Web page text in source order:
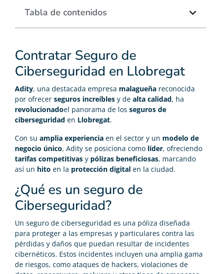
Contratar Seguro de
Ciberseguridad en Llobregat
Adity, una destacada empresa malagueña reconocida
por ofrecer seguros increíbles y de alta calidad, ha
revolucionadoel panorama de los seguros de
ciberseguridad en Llobregat.
Con su amplia experiencia en el sector y un modelo de
negocio único, Adity se posiciona como líder, ofreciendo
tarifas competitivas y pólizas beneficiosas, marcando
así un hito en la protección digital en la ciudad.
¿Qué es un seguro de
Ciberseguridad?
Un seguro de ciberseguridad es una póliza diseñada
para proteger a las empresas y particulares contra las
pérdidas y daños que puedan resultar de incidentes
cibernéticos. Estos incidentes incluyen una amplia gama
de riesgos, como ataques de hackers, violaciones de
Tabla de contenidos